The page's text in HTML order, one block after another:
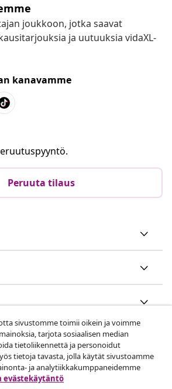
joukkoon, jotka saavat
ja uutuuksia vidaXL-
kanavamme
Peruuta tilaus
sivustomme toimii oikein ja voimme
tarjota sosiaalisen median
tietoliikennettä ja personoidut
tietoja tavasta, jolla käytät sivustoamme
ja analytiikkakumppaneidemme
evästekäytäntö